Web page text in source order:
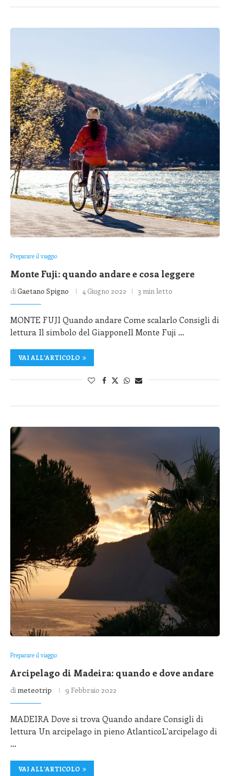
Preparare il viaggio
Monte Fuji: quando andare e cosa leggere
diGaetano Spigno 4 Giugno 2022 3 min letto
MONTE FUJI Quando andare Come scalarlo Consigli di
lettura Il simbolo del GiapponeIl Monte Fuji …
VAI ALL'ARTICOLO
Preparare il viaggio
Arcipelago di Madeira: quando e dove andare
dimeteotrip 9 Febbraio 2022
MADEIRA Dove si trova Quando andare Consigli di
lettura Un arcipelago in pieno AtlanticoL’arcipelago di
…
VAI ALL'ARTICOLO